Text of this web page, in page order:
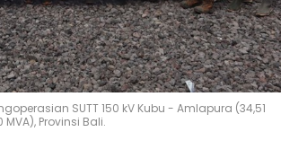
SUTT 150 kV Kubu - Amlapura (34,51
Provinsi Bali.